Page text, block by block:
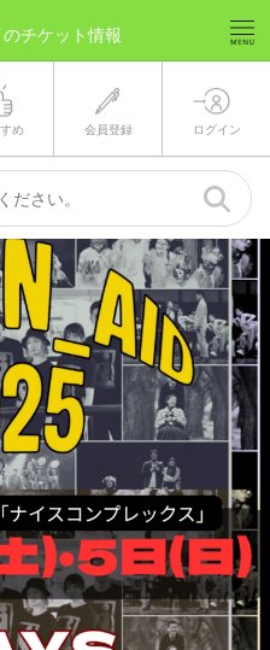
チケット情報
め 会員登録 ログイン